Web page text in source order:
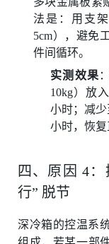
法是：用支
5cm），避免
件间循环。
实测效果
10kg）放
小时；减少
小时，恢复
四、原因 4
行” 脱节
深冷箱的控温系